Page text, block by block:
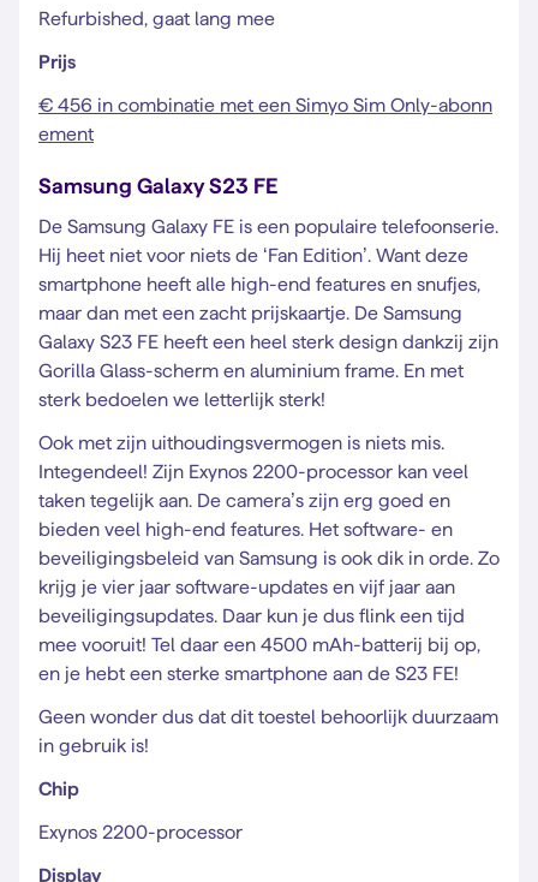
Refurbished, gaat lang mee
Prijs
€ 456 in combinatie met een Simyo Sim Only-abonn
ement
Samsung Galaxy S23 FE
De Samsung Galaxy FE is een populaire telefoonserie.
Hij heet niet voor niets de ‘Fan Edition’. Want deze
smartphone heeft alle high-end features en snufjes,
maar dan met een zacht prijskaartje. De Samsung
Galaxy S23 FE heeft een heel sterk design dankzij zijn
Gorilla Glass-scherm en aluminium frame. En met
sterk bedoelen we letterlijk sterk!
Ook met zijn uithoudingsvermogen is niets mis.
Integendeel! Zijn Exynos 2200-processor kan veel
taken tegelijk aan. De camera’s zijn erg goed en
bieden veel high-end features. Het software- en
beveiligingsbeleid van Samsung is ook dik in orde. Zo
krijg je vier jaar software-updates en vijf jaar aan
beveiligingsupdates. Daar kun je dus flink een tijd
mee vooruit! Tel daar een 4500 mAh-batterij bij op,
en je hebt een sterke smartphone aan de S23 FE!
Geen wonder dus dat dit toestel behoorlijk duurzaam
in gebruik is!
Chip
Exynos 2200-processor
Display